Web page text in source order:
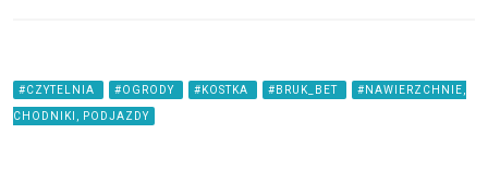
#CZYTELNIA #OGRODY #KOSTKA #BRUK_BET #NAWIERZCHNIE,
CHODNIKI, PODJAZDY